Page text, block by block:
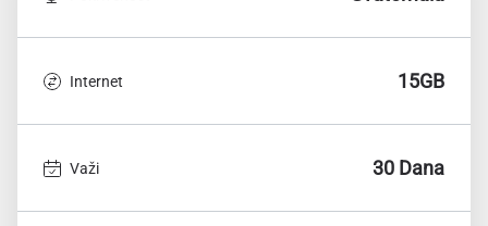
Internet 15GB
Važi 30 Dana